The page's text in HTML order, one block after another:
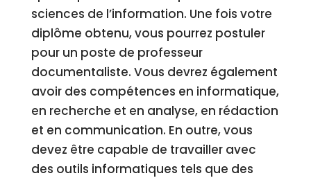
sciences de l’information. Une fois votre
diplôme obtenu, vous pourrez postuler
pour un poste de professeur
documentaliste. Vous devrez également
avoir des compétences en informatique,
en recherche et en analyse, en rédaction
et en communication. En outre, vous
devez être capable de travailler avec
des outils informatiques tels que des